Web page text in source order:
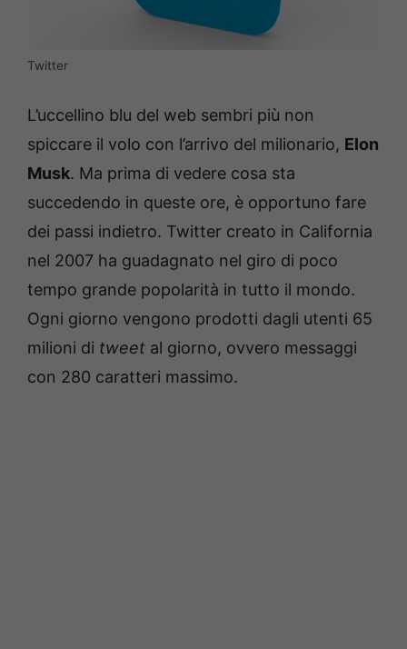
Twitter
L’uccellino blu del web sembri più non
spiccare il volo con l’arrivo del milionario, Elon
Musk. Ma prima di vedere cosa sta
succedendo in queste ore, è opportuno fare
dei passi indietro. Twitter creato in California
nel 2007 ha guadagnato nel giro di poco
tempo grande popolarità in tutto il mondo.
Ogni giorno vengono prodotti dagli utenti 65
milioni di tweet al giorno, ovvero messaggi
con 280 caratteri massimo.